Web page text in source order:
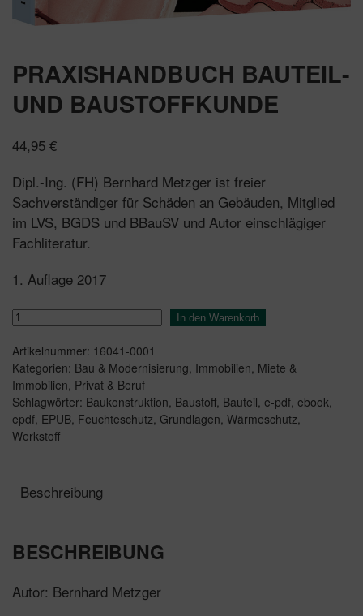
PRAXISHANDBUCH BAUTEIL-
UND BAUSTOFFKUNDE
44,95 €
Dipl.-Ing. (FH) Bernhard Metzger ist freier
Sachverständiger für Schäden an Gebäuden, Mitglied
im LVS, BGDS und BBauSV und Autor einschlägiger
Fachliteratur.
1. Auflage 2017
Praxishandbuch
und
Baustoffkunde
Menge
In den Warenkorb
Artikelnummer: 16041-0001
Kategorien: Bau & Modernisierung Immobilien Miete &
Immobilien Privat & Beruf
Schlagwörter: Baukonstruktion Baustoff Bauteil e-pdf ebook
epdf EPUB Feuchteschutz Grundlagen Wärmeschutz
Werkstoff
Beschreibung
BESCHREIBUNG
Autor: Bernhard Metzger